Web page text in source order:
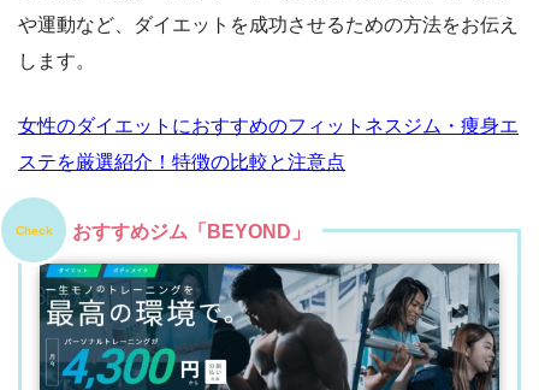
や運動など、ダイエットを成功させるための方法をお伝え
します。
女性のダイエットにおすすめのフィットネスジム・痩身エ
ステを厳選紹介！特徴の比較と注意点
Check おすすめジム「BEYOND」